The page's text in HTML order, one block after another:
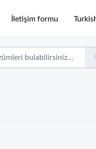
İletişim formu